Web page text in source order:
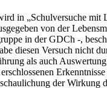
in „Schulversuche mit
von der
in der GDCh -,
diesen Versuch nicht
als auch
der Wirkung